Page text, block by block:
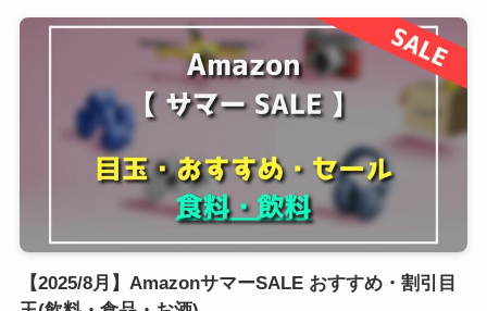
【2025/8月】AmazonサマーSALE おすすめ・割引目